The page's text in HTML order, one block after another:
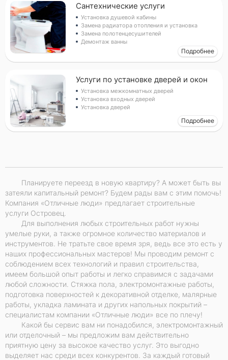
Сантехнические услуги
Установка душевой кабины
Замена радиатора отопления и установка
Замена полотенцесушителей
Демонтаж ванны
Подробнее
Услуги по установке дверей и окон
Установка межкомнатных дверей
Установка входных дверей
Установка дверей
Подробнее
Планируете переезд в новую квартиру? А может быть вы
затеяли капитальный ремонт? Будем рады вам с этим помочь!
Компания «Отличные люди» предлагает строительные
услуги Островец.
Для выполнения любых строительных работ нужны
умелые руки, а также огромное количество материалов и
инструментов. Не тратьте свое время зря, ведь все это есть у
наших профессиональных мастеров! Мы проводим ремонт с
соблюдением всех технологий и правил строительства,
имеем большой опыт работы и легко справимся с задачами
любой сложности. Стяжка пола, электромонтажные работы,
подготовка поверхностей к декоративной отделке, малярные
работы, укладка ламината и других напольных покрытий –
специалистам компании «Отличные люди» все по плечу!
Какой бы сервис вам ни понадобился, электромонтажный
или отделочный – мы предложим вам действительно
приятную цену за высокое качество услуг. Это выгодно
выделяет нас среди всех конкурентов. За каждый готовый